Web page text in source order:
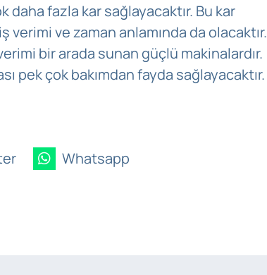
fazla kar sağlayacaktır. Bu kar
ve zaman anlamında da olacaktır.
bir arada sunan güçlü makinalardır.
pek çok bakımdan fayda sağlayacaktır.
Whatsapp